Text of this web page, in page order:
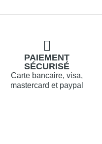
PAIEMENT
SÉCURISÉ
Carte bancaire, visa,
mastercard et paypal